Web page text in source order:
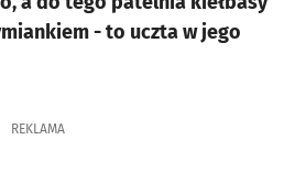
- to uczta w jego
REKLAMA